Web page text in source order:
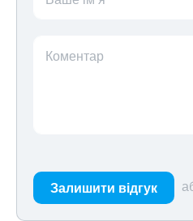
Коментар
Залишити відгук